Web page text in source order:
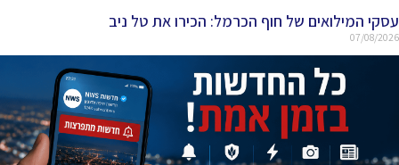
עסקי המילואים של חוף הכרמל: הכירו את טל ניב
07/08/2026